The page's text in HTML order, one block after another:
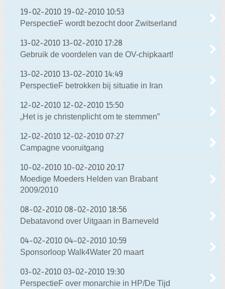
19-02-2010 19-02-2010 10:53
PerspectieF wordt bezocht door Zwitserland
13-02-2010 13-02-2010 17:28
Gebruik de voordelen van de OV-chipkaart!
13-02-2010 13-02-2010 14:49
PerspectieF betrokken bij situatie in Iran
12-02-2010 12-02-2010 15:50
„Het is je christenplicht om te stemmen”
12-02-2010 12-02-2010 07:27
Campagne vooruitgang
10-02-2010 10-02-2010 20:17
Moedige Moeders Helden van Brabant
2009/2010
08-02-2010 08-02-2010 18:56
Debatavond over Uitgaan in Barneveld
04-02-2010 04-02-2010 10:59
Sponsorloop Walk4Water 20 maart
03-02-2010 03-02-2010 19:30
PerspectieF over monarchie in HP/De Tijd